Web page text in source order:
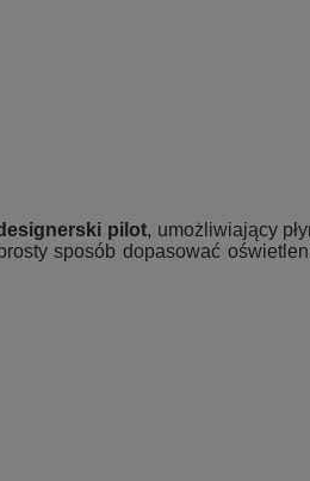
pilot, umożliwiający
sposób dopasować